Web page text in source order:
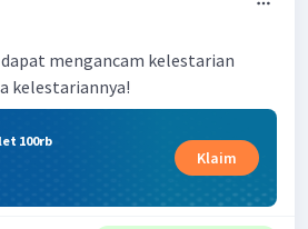
mengancam kelestarian
kelestariannya!
100rb
Klaim